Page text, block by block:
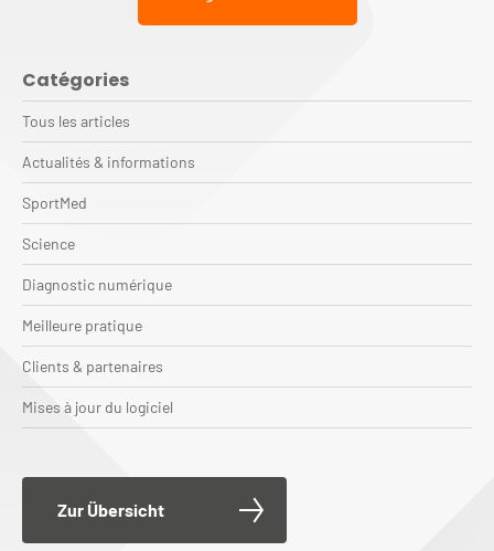
Catégories
Tous les articles
Actualités & informations
SportMed
Science
Diagnostic numérique
Meilleure pratique
Clients & partenaires
Mises à jour du logiciel
Zur Übersicht